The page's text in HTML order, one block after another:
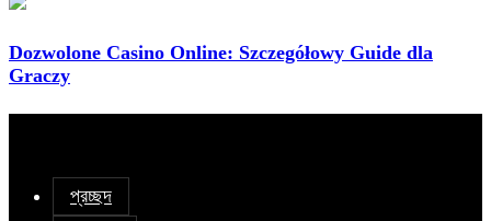
Dozwolone Casino Online: Szczegółowy Guide dla
Graczy
প্রচ্ছদ